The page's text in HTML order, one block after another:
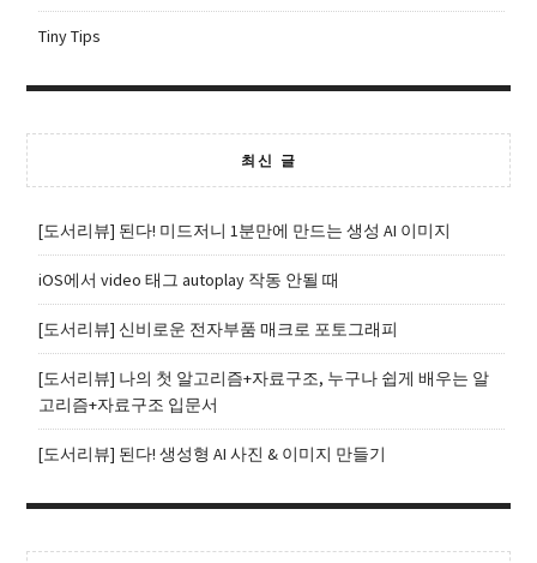
Tiny Tips
최신 글
[도서리뷰] 된다! 미드저니 1분만에 만드는 생성 AI 이미지
iOS에서 video 태그 autoplay 작동 안될 때
[도서리뷰] 신비로운 전자부품 매크로 포토그래피
[도서리뷰] 나의 첫 알고리즘+자료구조, 누구나 쉽게 배우는 알
고리즘+자료구조 입문서
[도서리뷰] 된다! 생성형 AI 사진 & 이미지 만들기